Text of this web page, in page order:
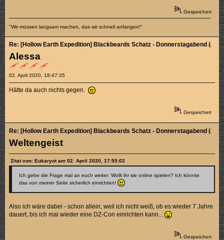
Gespeichert
"Wir müssen langsam machen, das wir schnell anfangen!"
Alessa
02. April 2020, 18:47:35
Re: [Hollow Earth Expedition] Blackbeards Schatz - Donnerstagabend (4/4)
Hätte da auch nichts gegen.
Gespeichert
Weltengeist
Re: [Hollow Earth Expedition] Blackbeards Schatz - Donnerstagabend (4/4)
Zitat von: Eukaryot am 02. April 2020, 17:55:02
Ich gebe die Frage mal an euch weiter: Wollt ihr sie online spielen? Ich könnte
das von meiner Seite sicherlich einrichten!
Also ich wäre dabei - schon allein, weil ich nicht weiß, ob es wieder 7 Jahre
dauert, bis ich mal wieder eine DZ-Con einrichten kann...
Gespeichert